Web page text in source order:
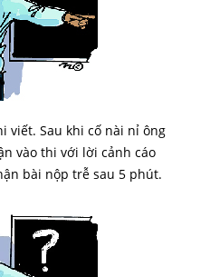
viết. Sau khi cố nài nỉ ông
vào thi với lời cảnh cáo
bài nộp trễ sau 5 phút.